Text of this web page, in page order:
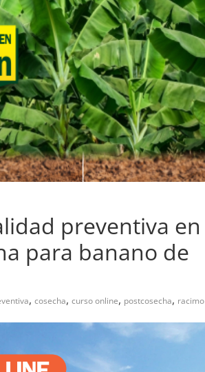
preventiva en
para banano de
, cosecha, curso online, postcosecha, racimo